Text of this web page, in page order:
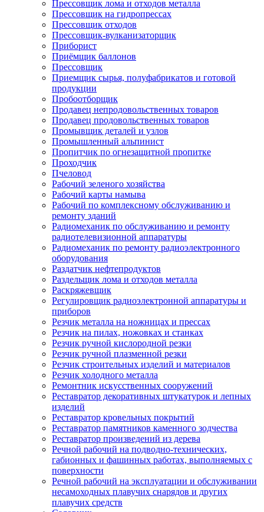
Прессовщик лома и отходов металла
Прессовщик на гидропрессах
Прессовщик отходов
Прессовщик-вулканизаторщик
Приборист
Приёмщик баллонов
Прессовщик
Приемщик сырья, полуфабрикатов и готовой
продукции
Пробоотборщик
Продавец непродовольственных товаров
Продавец продовольственных товаров
Промывщик деталей и узлов
Промышленный альпинист
Пропитчик по огнезащитной пропитке
Проходчик
Пчеловод
Рабочий зеленого хозяйства
Рабочий карты намыва
Рабочий по комплексному обслуживанию и
ремонту зданий
Радиомеханик по обслуживанию и ремонту
радиотелевизионной аппаратуры
Радиомеханик по ремонту радиоэлектронного
оборудования
Раздатчик нефтепродуктов
Раздельщик лома и отходов металла
Раскряжевщик
Регулировщик радиоэлектронной аппаратуры и
приборов
Резчик металла на ножницах и прессах
Резчик на пилах, ножовках и станках
Резчик ручной кислородной резки
Резчик ручной плазменной резки
Резчик строительных изделий и материалов
Резчик холодного металла
Ремонтник искусственных сооружений
Реставратор декоративных штукатурок и лепных
изделий
Реставратор кровельных покрытий
Реставратор памятников каменного зодчества
Реставратор произведений из дерева
Речной рабочий на подводно-технических,
габионных и фашинных работах, выполняемых с
поверхности
Речной рабочий на эксплуатации и обслуживании
несамоходных плавучих снарядов и других
плавучих средств